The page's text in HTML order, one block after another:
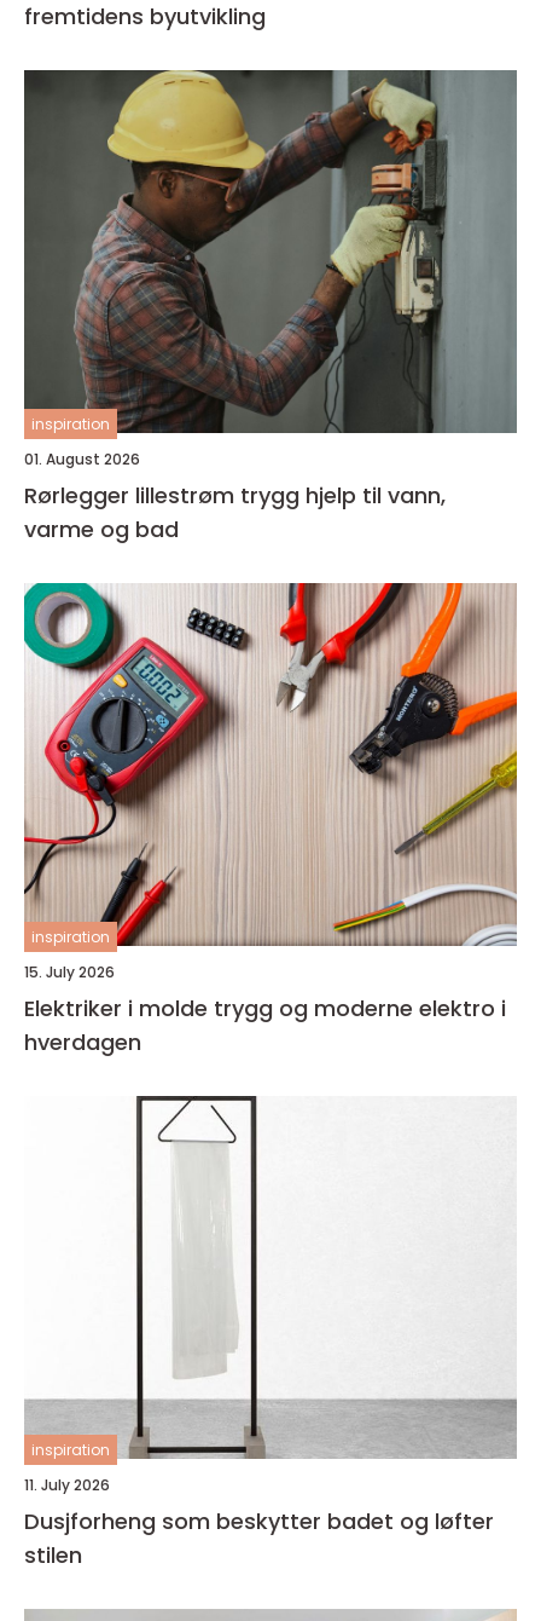
fremtidens byutvikling
inspiration
01. August 2026
Rørlegger lillestrøm trygg hjelp til vann,
varme og bad
inspiration
15. July 2026
Elektriker i molde trygg og moderne elektro i
hverdagen
inspiration
11. July 2026
Dusjforheng som beskytter badet og løfter
stilen